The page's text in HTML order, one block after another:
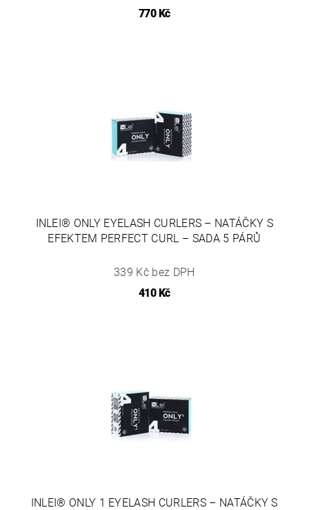
770 Kč
INLEI® ONLY EYELASH CURLERS – NATÁČKY S
EFEKTEM PERFECT CURL – SADA 5 PÁRŮ
339 Kč bez DPH
410 Kč
INLEI® ONLY 1 EYELASH CURLERS – NATÁČKY S